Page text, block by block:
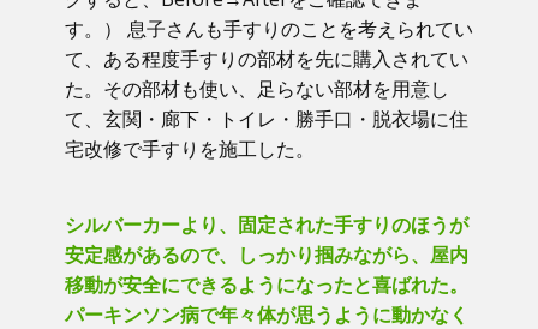
す。） ​息子さんも手すりのことを考えられてい
て、ある程度手すりの部材を先に購入されてい
た。その部材も使い、足らない部材を用意し
て、玄関・廊下・トイレ・勝手口・脱衣場に住
宅改修で手すりを施工した。
シルバーカーより、固定された手すりのほうが
安定感があるので、しっかり掴みながら、屋内
移動が安全にできるようになったと喜ばれた。
パーキンソン病で年々体が思うように動かなく